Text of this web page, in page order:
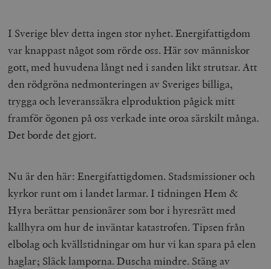
I Sverige blev detta ingen stor nyhet. Energifattigdom
var knappast något som rörde oss. Här sov människor
gott, med huvudena långt ned i sanden likt strutsar. Att
den rödgröna nedmonteringen av Sveriges billiga,
trygga och leveranssäkra elproduktion pågick mitt
framför ögonen på oss verkade inte oroa särskilt många.
Det borde det gjort.
Nu är den här: Energifattigdomen. Stadsmissioner och
kyrkor runt om i landet larmar. I tidningen Hem &
Hyra berättar pensionärer som bor i hyresrätt med
kallhyra om hur de inväntar katastrofen. Tipsen från
elbolag och kvällstidningar om hur vi kan spara på elen
haglar; Släck lamporna. Duscha mindre. Stäng av